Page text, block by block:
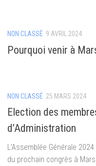
NON CLASSÉ 9 AVRIL 2024
Pourquoi venir à
NON CLASSÉ 25 MARS 2024
Election des
d’Administration
L’Assemblée Générale
du prochain congrès à